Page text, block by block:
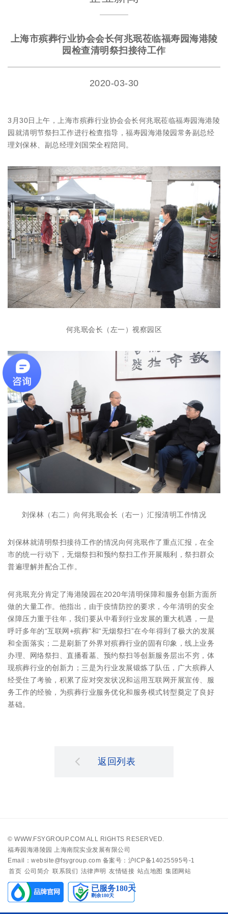
上海市殡葬行业协会会长何兆珉莅临福寿园海港陵
园检查清明祭扫接待工作
2020-03-30
3月30日上午，上海市殡葬行业协会会长何兆珉莅临福寿园海港陵
园就清明节祭扫工作进行检查指导，福寿园海港陵园常务副总经
理刘保林、副总经理刘国荣全程陪同。
何兆珉会长（左一）视察园区
刘保林（右二）向何兆珉会长（右一）汇报清明工作情况
刘保林就清明祭扫接待工作的情况向何兆珉作了重点汇报，在全
市的统一行动下，无烟祭扫和预约祭扫工作开展顺利，祭扫群众
普遍理解并配合工作。
何兆珉充分肯定了海港陵园在2020年清明保障和服务创新方面所
做的大量工作。他指出，由于疫情防控的要求，今年清明的安全
保障压力重于往年，我们要从中看到行业发展的重大机遇，一是
呼吁多年的“互联网+殡葬”和“无烟祭扫”在今年得到了极大的发展
和全面落实；二是刷新了外界对殡葬行业的固有印象，线上业务
办理、网络祭扫、直播看墓、预约祭扫等创新服务层出不穷，体
现殡葬行业的创新力；三是为行业发展锻炼了队伍，广大殡葬人
经受住了考验，积累了应对突发状况和运用互联网开展宣传、服
务工作的经验，为殡葬行业服务优化和服务模式转型奠定了良好
基础。
返回列表
© WWW.FSYGROUP.COM ALL RIGHTS RESERVED.
福寿园海港陵园 上海南院实业发展有限公司
Email：website@fsygroup.com 备案号：沪ICP备14025595号-1
首页 公司简介 联系我们 法律声明 友情链接 站点地图 集团网站